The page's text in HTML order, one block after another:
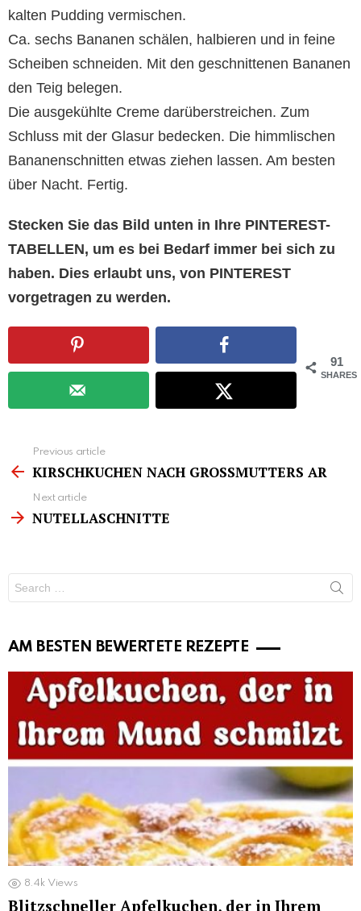
kalten Pudding vermischen.
Ca. sechs Bananen schälen, halbieren und in feine
Scheiben schneiden. Mit den geschnittenen Bananen
den Teig belegen.
Die ausgekühlte Creme darüberstreichen. Zum
Schluss mit der Glasur bedecken. Die himmlischen
Bananenschnitten etwas ziehen lassen. Am besten
über Nacht. Fertig.
Stecken Sie das Bild unten in Ihre PINTEREST-
TABELLEN, um es bei Bedarf immer bei sich zu
haben. Dies erlaubt uns, von PINTEREST
vorgetragen zu werden.
91
SHARES
more
Previous article
KIRSCHKUCHEN NACH GROSSMUTTERS AR
Next article
NUTELLASCHNITTE
for:
AM BESTEN BEWERTETE REZEPTE
8.4k Views
Blitzschneller Apfelkuchen, der in Ihrem